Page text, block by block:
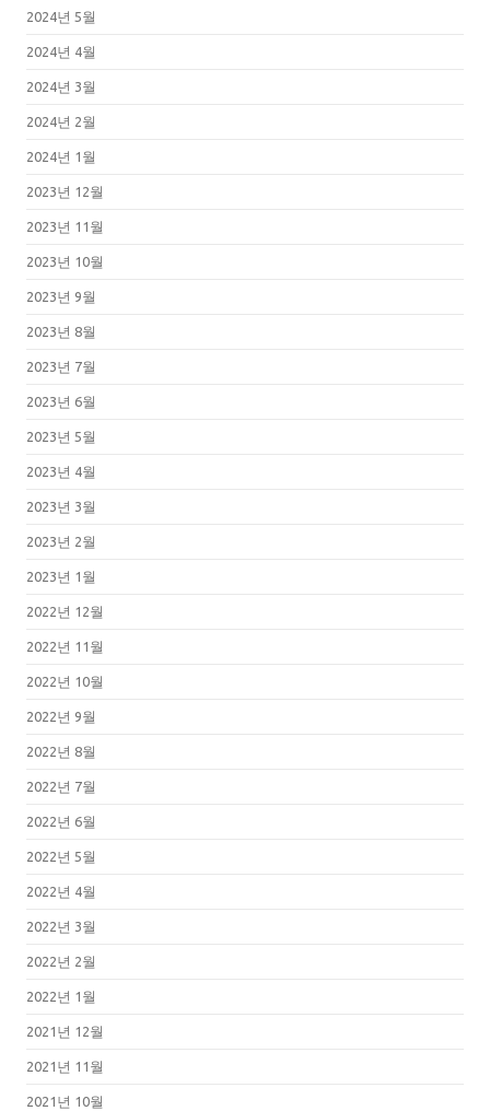
2024년 5월
2024년 4월
2024년 3월
2024년 2월
2024년 1월
2023년 12월
2023년 11월
2023년 10월
2023년 9월
2023년 8월
2023년 7월
2023년 6월
2023년 5월
2023년 4월
2023년 3월
2023년 2월
2023년 1월
2022년 12월
2022년 11월
2022년 10월
2022년 9월
2022년 8월
2022년 7월
2022년 6월
2022년 5월
2022년 4월
2022년 3월
2022년 2월
2022년 1월
2021년 12월
2021년 11월
2021년 10월